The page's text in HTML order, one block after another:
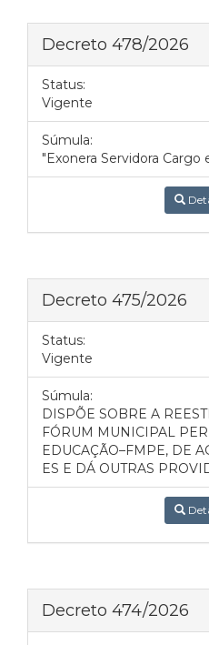
Decreto 478/2026
Status:
Vigente
Súmula:
"Exonera Servidora Cargo
Decreto 475/2026
Status:
Vigente
Súmula:
DISPÕE SOBRE A
FÓRUM MUNICIPAL
EDUCAÇÃO–FMPE, DE
ES E DÁ OUTRAS
Decreto 474/2026